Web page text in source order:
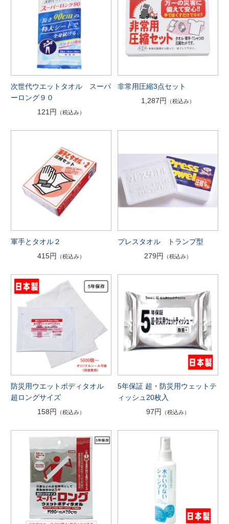
次世代ウエットタオル スーパ
ーロング９０
121円
（税込み）
非常用圧縮3点セット
1,287円
（税込み）
軍手とタオル２
415円
（税込み）
プレスタオル トランプ型
279円
（税込み）
防災用ウエットボディタオル
超ロングサイズ
158円
（税込み）
5年保証 超・防災用ウェットテ
ィッシュ20枚入
97円
（税込み）